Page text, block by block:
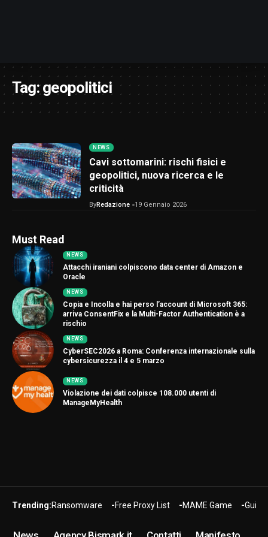
Tag:geopolitici
NEWS
Cavi sottomarini: rischi fisici e
geopolitici, nuova ricerca e le
criticità
ByRedazione 19 Gennaio 2026
Must Read
NEWS
Attacchi iraniani colpiscono data center di Amazon e
Oracle
NEWS
Copia e Incolla e hai perso l’account di Microsoft 365:
arriva ConsentFix e la Multi-Factor Authentication è a
rischio
NEWS
CyberSEC2026 a Roma: Conferenza internazionale sulla
cybersicurezza il 4 e 5 marzo
NEWS
Violazione dei dati colpisce 108.000 utenti di
ManageMyHealth
Trending:Ransomware Free Proxy List MAME Game Guide